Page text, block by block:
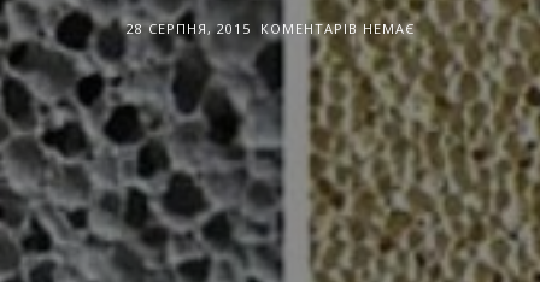
28 СЕРПНЯ, 2015 КОМЕНТАРІВ НЕМАЄ